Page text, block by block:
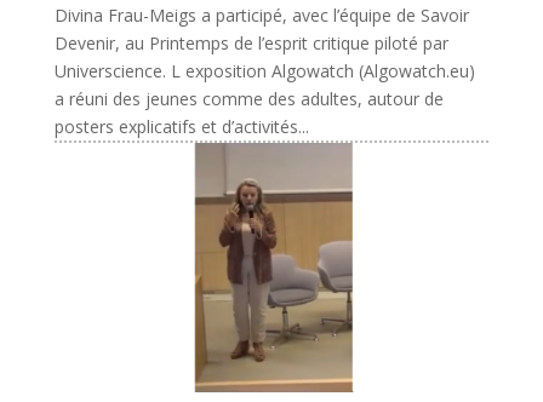
Divina Frau-Meigs a participé, avec l’équipe de Savoir
Devenir, au Printemps de l’esprit critique piloté par
Universcience. L exposition Algowatch (Algowatch.eu)
a réuni des jeunes comme des adultes, autour de
posters explicatifs et d’activités...